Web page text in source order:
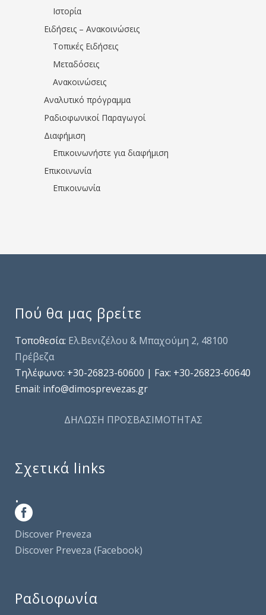
Ιστορία
Ειδήσεις – Ανακοινώσεις
Τοπικές Ειδήσεις
Μεταδόσεις
Ανακοινώσεις
Αναλυτικό πρόγραμμα
Ραδιοφωνικοί Παραγωγοί
Διαφήμιση
Επικοινωνήστε για διαφήμιση
Επικοινωνία
Επικοινωνία
Πού θα μας βρείτε
Τοποθεσία: Ελ.Βενιζέλου & Μπαχούμη 2, 48100
Πρέβεζα
Τηλέφωνo: +30-26823-60600 | Fax: +30-26823-60640
Email: info@dimosprevezas.gr
ΔΗΛΩΣΗ ΠΡΟΣΒΑΣΙΜΟΤΗΤΑΣ
Σχετικά links
.
Discover Preveza
Discover Preveza (Facebook)
Ραδιοφωνία